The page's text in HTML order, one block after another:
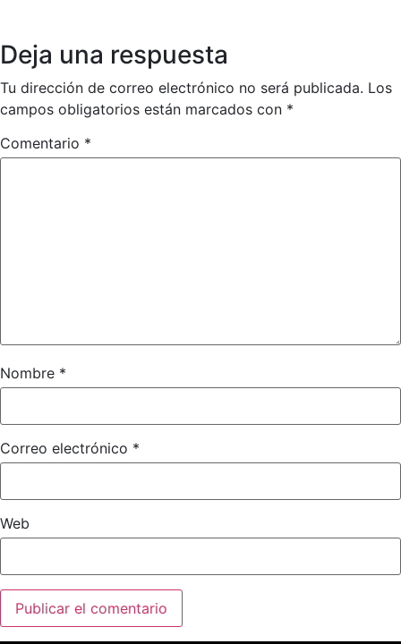
Deja una respuesta
Tu dirección de correo electrónico no será publicada. Los
campos obligatorios están marcados con *
Comentario *
Nombre *
Correo electrónico *
Web